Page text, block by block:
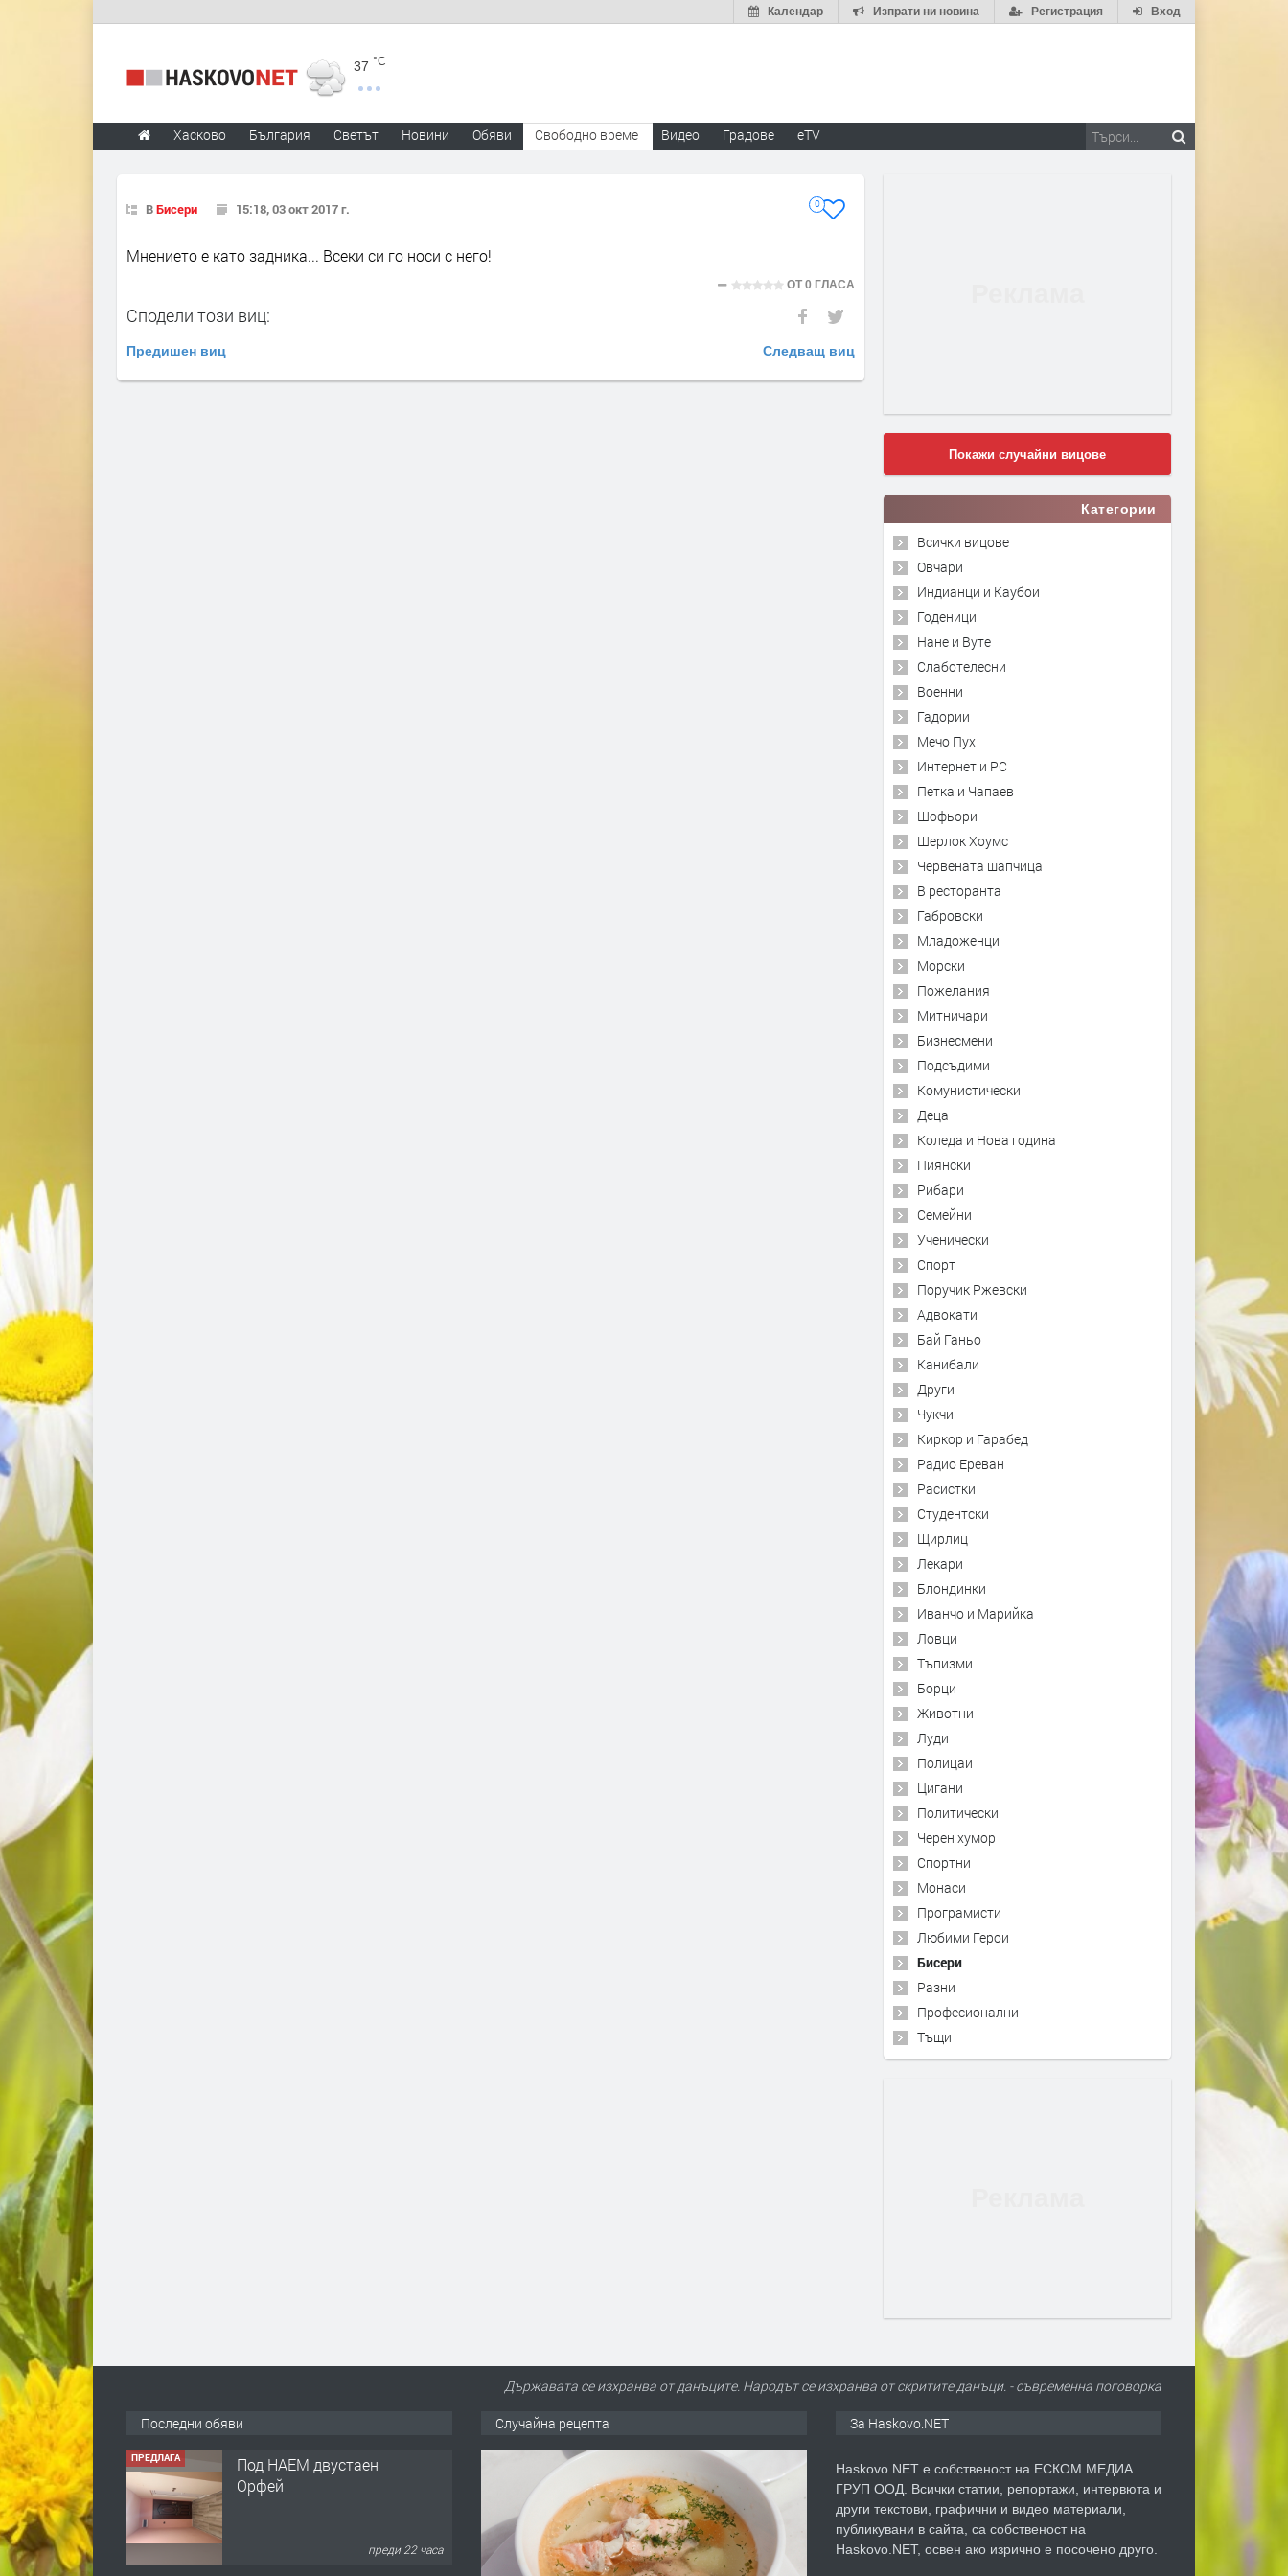
Вход
Регистрация
Изпрати ни новина
Календар
37 °C
Хасково България Светът Новини Обяви Свободно време Видео Градове eTV
ВБисери 15:18, 03 окт 2017 г. 0
Мнението е като задника... Всеки си го носи с него!
ОТ0 ГЛАСА
Сподели този виц:
Предишен виц Следващ виц
Покажи случайни вицове
Категории
Всички вицове
Овчари
Индианци и Каубои
Годеници
Нане и Вуте
Слаботелесни
Военни
Гадории
Мечо Пух
Интернет и PC
Петка и Чапаев
Шофьори
Шерлок Хоумс
Червената шапчица
В ресторанта
Габровски
Младоженци
Морски
Пожелания
Митничари
Бизнесмени
Подсъдими
Комунистически
Деца
Коледа и Нова година
Пиянски
Рибари
Семейни
Ученически
Спорт
Поручик Ржевски
Адвокати
Бай Ганьо
Канибали
Други
Чукчи
Киркор и Гарабед
Радио Ереван
Расистки
Студентски
Щирлиц
Лекари
Блондинки
Иванчо и Марийка
Ловци
Тъпизми
Борци
Животни
Луди
Полицаи
Цигани
Политически
Черен хумор
Спортни
Монаси
Програмисти
Любими Герои
Бисери
Разни
Професионални
Тъщи
Държавата се изхранва от данъците. Народът се изхранва от скритите данъци. - съвременна поговорка
Последни обяви
ПРЕДЛАГА
Под НАЕМ двустаен
Орфей
преди 22 часа
Случайна рецепта За Haskovo.NET
Haskovo.NET е собственост на ЕСКОМ МЕДИА
ГРУП ООД. Всички статии, репортажи, интервюта и
други текстови, графични и видео материали,
публикувани в сайта, са собственост на
Haskovo.NET, освен ако изрично е посочено друго.